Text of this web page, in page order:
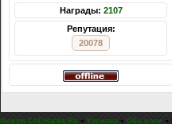
Награды: 2107
Репутация:
20078
Форум CoDHacks.Ru » Курилка » Обо всем »